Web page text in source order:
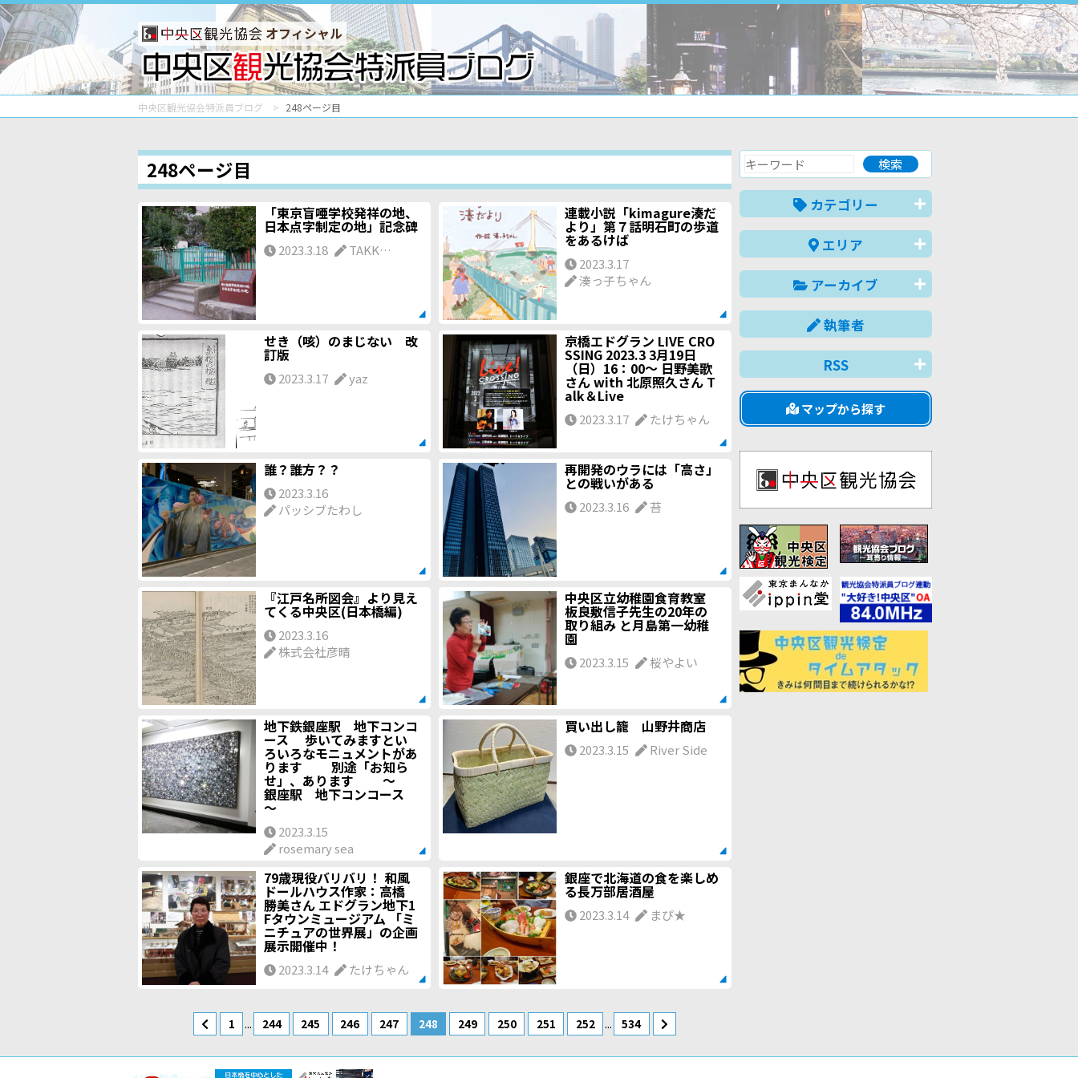
オフィシャル
中央区観光協会特派員ブログ 248ページ目
248ページ目
「東京盲唖学校発祥の地、
日本点字制定の地」記念碑
2023.3.18 TAKK…
連載小説「kimagure湊だ
より」第７話明石町の歩道
をあるけば
2023.3.17
湊っ子ちゃん
せき（咳）のまじない 改
訂版
2023.3.17 yaz
京橋エドグラン LIVE CRO
SSING 2023.3 3月19日
（日）16：00～ 日野美歌
さん with 北原照久さん T
alk＆Live
2023.3.17 たけちゃん
誰？誰方？？
2023.3.16
パッシブたわし
再開発のウラには「高さ」
との戦いがある
2023.3.16 苔
『江戸名所図会』より見え
てくる中央区(日本橋編)
2023.3.16
株式会社彦晴
中央区立幼稚園食育教室
板良敷信子先生の20年の
取り組み と月島第一幼稚
園
2023.3.15 桜やよい
地下鉄銀座駅 地下コンコ
ース 歩いてみますとい
ろいろなモニュメントがあ
ります 別途「お知ら
せ」、あります ～
銀座駅 地下コンコース
～
2023.3.15
rosemary sea
買い出し籠 山野井商店
2023.3.15 River Side
79歳現役バリバリ！ 和風
ドールハウス作家：高橋
勝美さん エドグラン地下1
Fタウンミュージアム 「ミ
ニチュアの世界展」の企画
展示開催中！
2023.3.14 たけちゃん
銀座で北海道の食を楽しめ
る長万部居酒屋
2023.3.14 まぴ★
1 ... 244 245 246 247 248 249 250 251 252 ... 534
カテゴリー
エリア
アーカイブ
執筆者
RSS
マップから探す